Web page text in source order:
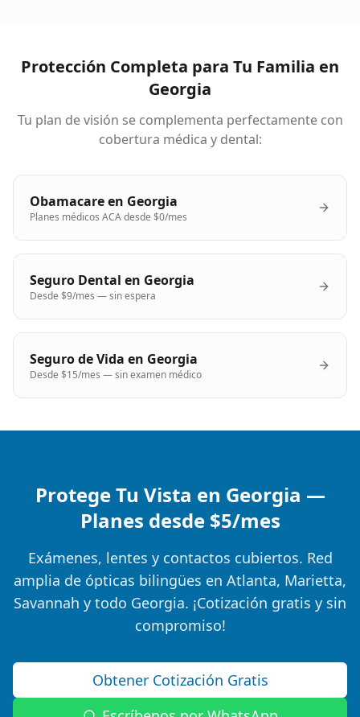
Protección Completa para Tu Familia en
Georgia
Tu plan de visión se complementa perfectamente con
cobertura médica y dental:
Obamacare en Georgia
Planes médicos ACA desde $0/mes
Seguro Dental en Georgia
Desde $9/mes — sin espera
Seguro de Vida en Georgia
Desde $15/mes — sin examen médico
Protege Tu Vista en Georgia —
Planes desde $5/mes
Exámenes, lentes y contactos cubiertos. Red
amplia de ópticas bilingües en Atlanta, Marietta,
Savannah y todo Georgia. ¡Cotización gratis y sin
compromiso!
Obtener Cotización Gratis